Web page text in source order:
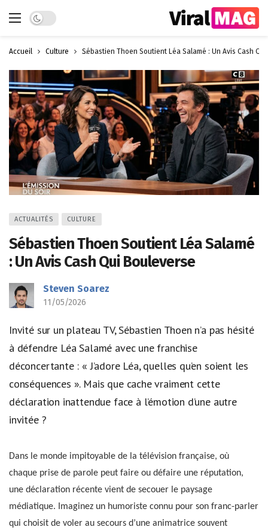
Dark mode
Accueil Culture Sébastien Thoen Soutient Léa Salamé : Un Avis Cash
ACTUALITÉS CULTURE
Sébastien Thoen Soutient Léa Salamé
: Un Avis Cash Qui Bouleverse
Steven Soarez
11/05/2026
Invité sur un plateau TV, Sébastien Thoen n’a pas hésité
à défendre Léa Salamé avec une franchise
déconcertante : « J’adore Léa, quelles qu’en soient les
conséquences ». Mais que cache vraiment cette
déclaration inattendue face à l’émotion d’une autre
invitée ?
Dans le monde impitoyable de la télévision française, où
chaque prise de parole peut faire ou défaire une réputation,
une déclaration récente vient de secouer le paysage
médiatique. Imaginez un humoriste connu pour son franc-parler
qui choisit de voler au secours d’une animatrice souvent